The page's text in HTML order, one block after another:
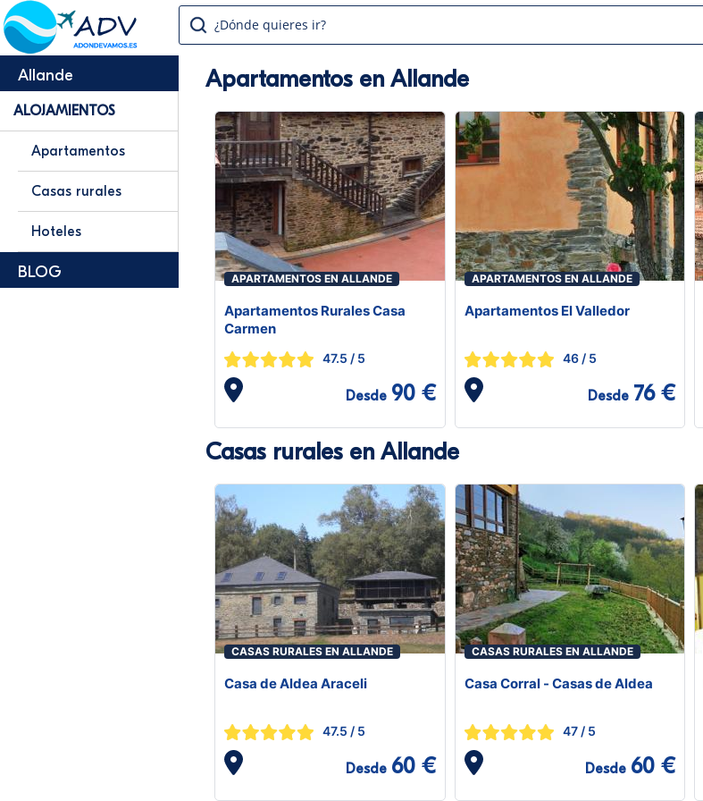
¿Dónde quieres ir?
Allande
ALOJAMIENTOS
Apartamentos
Casas rurales
Hoteles
BLOG
Apartamentos en Allande
APARTAMENTOS EN ALLANDE
Apartamentos Rurales Casa
Carmen
47.5 / 5
Desde 90 €
APARTAMENTOS EN ALLANDE
Apartamentos El Valledor
46/ 5
Desde 76 €
Casas rurales en Allande
CASAS RURALES EN ALLANDE
Casa de Aldea Araceli
47.5 / 5
Desde 60 €
CASAS RURALES EN ALLANDE
Casa Corral - Casas de Aldea
47/ 5
Desde 60 €